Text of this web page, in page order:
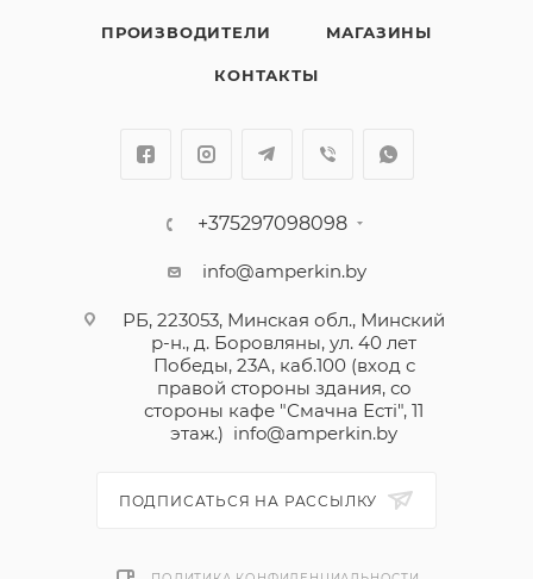
ПРОИЗВОДИТЕЛИ МАГАЗИНЫ
КОНТАКТЫ
+375297098098
info@amperkin.by
РБ, 223053, Минская обл., Минский
р-н., д. Боровляны, ул. 40 лет
Победы, 23А, каб.100 (вход с
правой стороны здания, со
стороны кафе "Смачна Естi", 11
этаж.) info@amperkin.by
ПОДПИСАТЬСЯ НА РАССЫЛКУ